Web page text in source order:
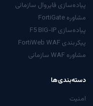
پیاده‌سازی فایروال سازمانی
مشاوره FortiGate
پیاده‌سازی F5 BIG-IP
پیکربندی FortiWeb WAF
مشاوره WAF سازمانی
دسته‌بندی‌ها
امنیت